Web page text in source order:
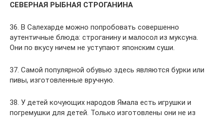
СЕВЕРНАЯ РЫБНАЯ СТРОГАНИНА
36. В Салехарде можно попробовать совершенно
аутентичные блюда: строганину и малосол из муксуна.
Они по вкусу ничем не уступают японским суши.
37. Самой популярной обувью здесь являются бурки или
пивы, изготовленные вручную.
38. У детей кочующих народов Ямала есть игрушки и
погремушки для детей. Только изготовлены они не из